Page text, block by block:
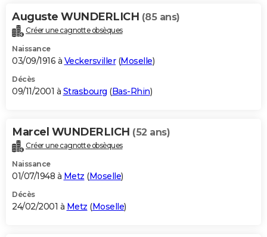
Auguste WUNDERLICH (85 ans)
Créer une cagnotte obsèques
Naissance
03/09/1916 à Veckersviller(Moselle)
Décès
09/11/2001 à Strasbourg (Bas-Rhin)
Marcel WUNDERLICH (52 ans)
Créer une cagnotte obsèques
Naissance
01/07/1948 à Metz (Moselle)
Décès
24/02/2001 à Metz (Moselle)